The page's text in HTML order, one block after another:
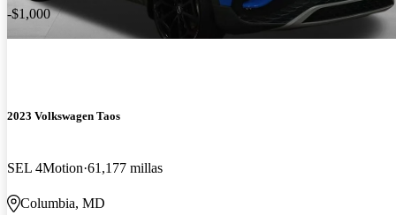
-$1,000
2023 Volkswagen Taos
SEL 4Motion 61,177 millas
Columbia, MD